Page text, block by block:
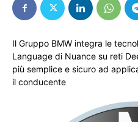
Il Gruppo BMW integra le
Language di Nuance su reti
più semplice e sicuro ad
il conducente